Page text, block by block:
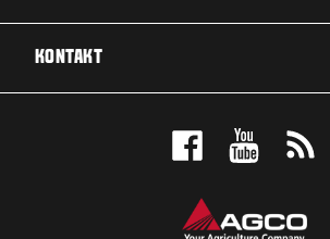
SERVICE & REPARATUR
KONTAKT
PROBEFAHRT MACHEN